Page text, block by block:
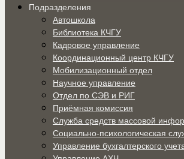
Подразделения
Автошкола
Библиотека КЧГУ
Кадровое управление
Координационный центр КЧГУ
Мобилизационный отдел
Научное управление
Отдел по СЭВ и РИГ
Приёмная комиссия
Служба средств массовой
Социально-психологическая
Управление бухгалтерского